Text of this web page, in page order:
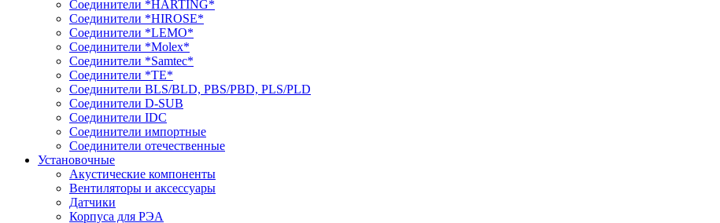
Соединители *HARTING*
Соединители *HIROSE*
Соединители *LEMO*
Соединители *Molex*
Соединители *Samtec*
Соединители *TE*
Соединители BLS/BLD, PBS/PBD, PLS/PLD
Соединители D-SUB
Соединители IDC
Соединители импортные
Соединители отечественные
Установочные
Акустические компоненты
Вентиляторы и аксессуары
Датчики
Корпуса для РЭА